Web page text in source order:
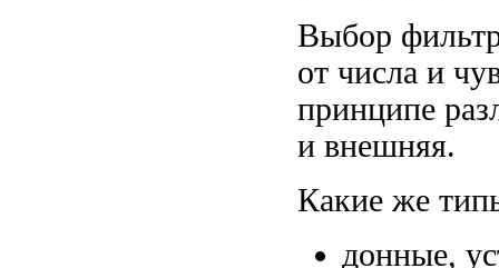
Выбор
от числа и
принципе
и внешняя.
Какие же
донные,